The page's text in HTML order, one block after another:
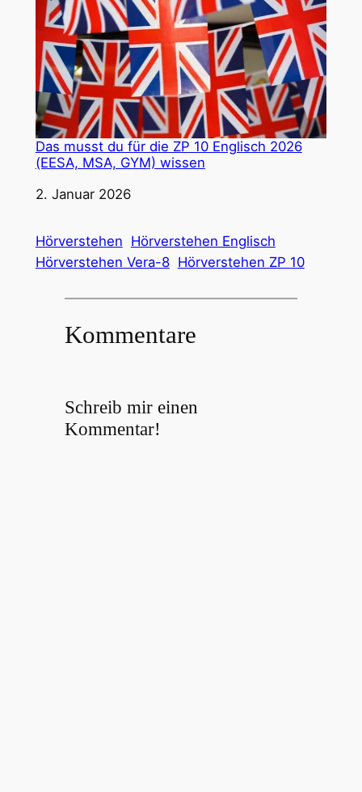
Das musst du für die ZP 10 Englisch 2026
(EESA, MSA, GYM) wissen
Datum
2. Januar 2026
Hörverstehen Hörverstehen Englisch
Hörverstehen Vera-8 Hörverstehen ZP 10
Kommentare
Schreib mir einen
Kommentar!